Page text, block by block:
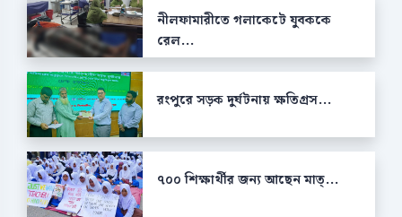
নীলফামারীতে গলাকেটে যুবককে
রেল...
রংপুরে সড়ক দুর্ঘটনায় ক্ষতিগ্রস...
৭০০ শিক্ষার্থীর জন্য আছেন মাত্...